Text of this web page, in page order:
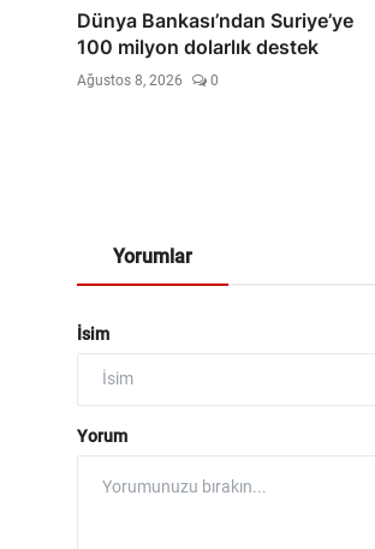
Dünya Bankası’ndan Suriye’ye
100 milyon dolarlık destek
Ağustos 8, 2026 0
Yorumlar
İsim
Yorum